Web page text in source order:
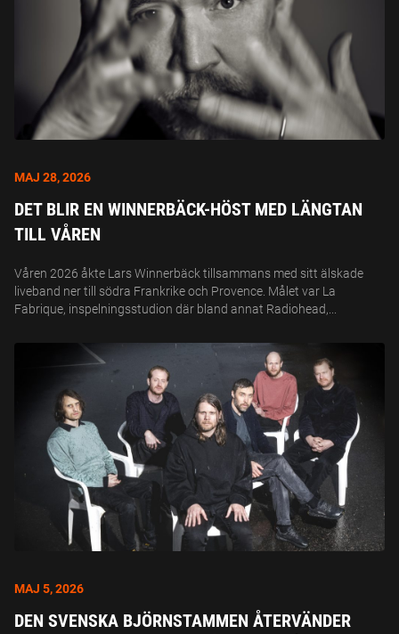
MAJ 28, 2026
DET BLIR EN WINNERBÄCK-HÖST MED LÄNGTAN
TILL VÅREN
Våren 2026 åkte Lars Winnerbäck tillsammans med sitt älskade
liveband ner till södra Frankrike och Provence. Målet var La
Fabrique, inspelningsstudion där bland annat Radiohead,...
MAJ 5, 2026
DEN SVENSKA BJÖRNSTAMMEN ÅTERVÄNDER